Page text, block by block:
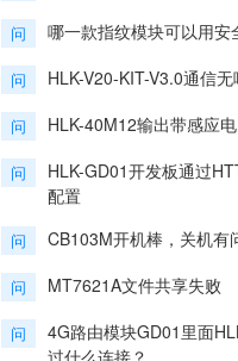
问 哪一款指纹模块可以用安
问 HLK-V20-KIT-V3.0通信
问 HLK-40M12输出带感应电
问
HLK-GD01开发板通过
配置
问 CB103M开机棒，关机有
问 MT7621A文件共享失败
问
4G路由模块GD01里面
过什么连接？